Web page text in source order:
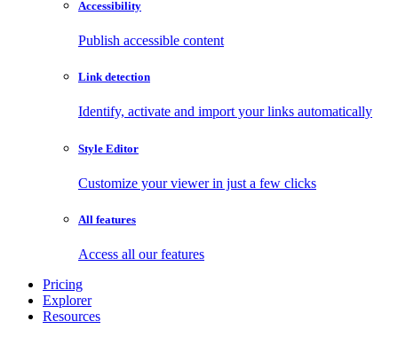
Accessibility
Publish accessible content
Link detection
Identify, activate and import your links automatically
Style Editor
Customize your viewer in just a few clicks
All features
Access all our features
Pricing
Explorer
Resources